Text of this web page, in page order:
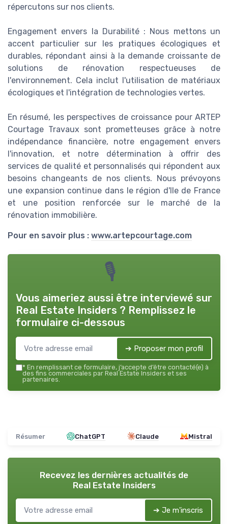
répercutons sur nos clients.
Engagement envers la Durabilité : Nous mettons un
accent particulier sur les pratiques écologiques et
durables, répondant ainsi à la demande croissante de
solutions de rénovation respectueuses de
l'environnement. Cela inclut l'utilisation de matériaux
écologiques et l'intégration de technologies vertes.
En résumé, les perspectives de croissance pour ARTEP
Courtage Travaux sont prometteuses grâce à notre
indépendance financière, notre engagement envers
l'innovation, et notre détermination à offrir des
services de qualité et personnalisés qui répondent aux
besoins changeants de nos clients. Nous prévoyons
une expansion continue dans le région d'Ile de France
et une position renforcée sur le marché de la
rénovation immobilière.
Pour en savoir plus : www.artepcourtage.com
🎙
Vous aimeriez aussi être interviewé sur
Real Estate Insiders ? Remplissez le
formulaire ci-dessous
➔ Proposer mon profil
* En remplissant ce formulaire, j’accepte d’être contacté(e) à
des fins commerciales par Real Estate Insiders et ses
partenaires.
Résumer ChatGPT Claude Mistral
Recevez les dernières actualités de
Real Estate Insiders
➔ Je m'inscris